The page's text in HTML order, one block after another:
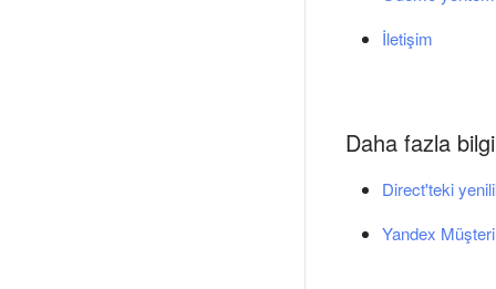
İletişim
Daha fazla
Direct'teki
Yandex